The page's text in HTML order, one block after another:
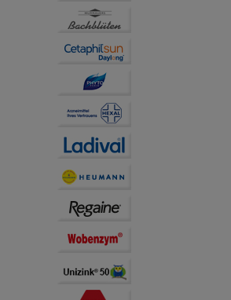
sammeln, mit deren Hilfe wir unsere
Sie optimieren können, den Inhalt
relevant für Sie zu gestalten.
dass Daten hierfür teilweise an
oder soziale Medien